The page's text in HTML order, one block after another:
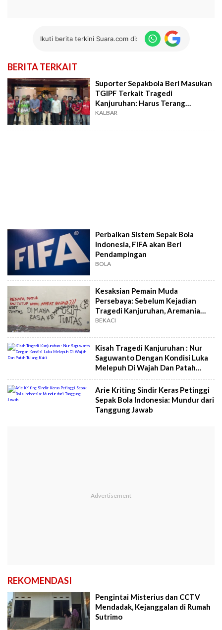
Ikuti berita terkini Suara.com di:
BERITA TERKAIT
Suporter Sepakbola Beri Masukan
TGIPF Terkait Tragedi
Kanjuruhan: Harus Terang
Benderang Siapa yang
KALBAR
Perbaikan Sistem Sepak Bola
Indonesia, FIFA akan Beri
Pendampingan
BOLA
Kesaksian Pemain Muda
Persebaya: Sebelum Kejadian
Tragedi Kanjuruhan, Aremania
Melakukan Hal Normal
BEKACI
Kisah Tragedi Kanjuruhan : Nur
Saguwanto Dengan Kondisi Luka
Melepuh Di Wajah Dan Patah
Tulang Kaki
Arie Kriting Sindir Keras Petinggi
Sepak Bola Indonesia: Mundur dari
Tanggung Jawab
REKOMENDASI
Pengintai Misterius dan CCTV
Mendadak, Kejanggalan di Rumah
Sutrimo